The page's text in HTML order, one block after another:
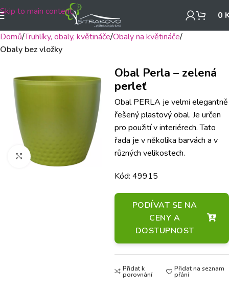
Skip to main content 0
Domů Truhlíky, obaly, květináče Obaly na květináče
Obaly bez vložky
Klikněte pro zvětšení
Obal Perla – zelená
perleť
Obal PERLA je velmi elegantně
řešený plastový obal. Je určen
pro použití v interiérech. Tato
řada je v několika barvách a v
různých velikostech.
Kód: 49915
PODÍVAT SE NA
CENY A
DOSTUPNOST
Přidat k
porovnání
Přidat na seznam
přání